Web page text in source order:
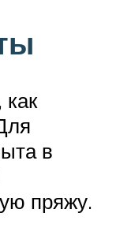
в
пряжу.